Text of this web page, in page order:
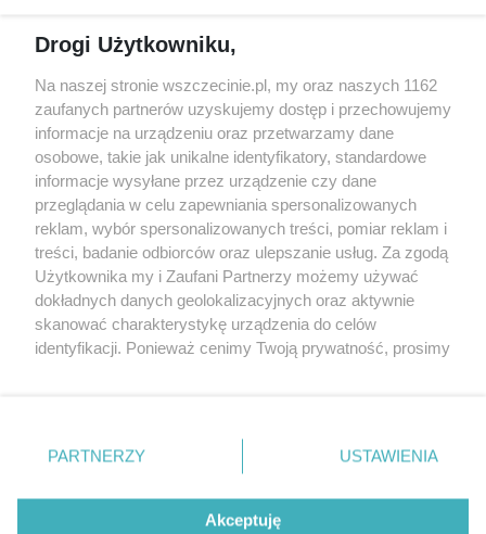
targi
Wernisaże
Więcej
Specjalny koncert z okazji
20. urodzin portalu
wSzczecinie.pl
Regulamin konkursów
śniadaniówka "Hej
Szczecin! Jest piątek!"
Partnerzy
Praca Szczecin
© 2026 wSzczecinie.pl
Created by GOD
Drogi Użytkowniku,
Na naszej stronie wszczecinie.pl, my oraz naszych 1162
zaufanych partnerów uzyskujemy dostęp i przechowujemy
informacje na urządzeniu oraz przetwarzamy dane
osobowe, takie jak unikalne identyfikatory, standardowe
informacje wysyłane przez urządzenie czy dane
przeglądania w celu zapewniania spersonalizowanych
reklam, wybór spersonalizowanych treści, pomiar reklam i
treści, badanie odbiorców oraz ulepszanie usług. Za zgodą
Użytkownika my i Zaufani Partnerzy możemy używać
dokładnych danych geolokalizacyjnych oraz aktywnie
skanować charakterystykę urządzenia do celów
identyfikacji. Ponieważ cenimy Twoją prywatność, prosimy
prywatności znajdujący się w lewym dolnym rogu strony
. Niektóre rodzaje przetwarzania danych nie wymagają
takiemu przetwarzaniu. Preferencje będą miały
PARTNERZY USTAWIENIA
Akceptuję